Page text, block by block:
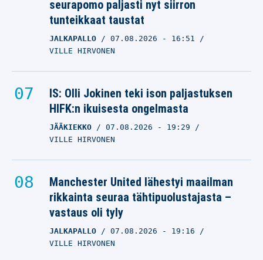
seurapomo paljasti nyt siirron
tunteikkaat taustat
JALKAPALLO 07.08.2026 - 16:51
VILLE HIRVONEN
IS: Olli Jokinen teki ison paljastuksen
HIFK:n ikuisesta ongelmasta
JÄÄKIEKKO 07.08.2026 - 19:29
VILLE HIRVONEN
Manchester United lähestyi maailman
rikkainta seuraa tähtipuolustajasta –
vastaus oli tyly
JALKAPALLO 07.08.2026 - 19:16
VILLE HIRVONEN